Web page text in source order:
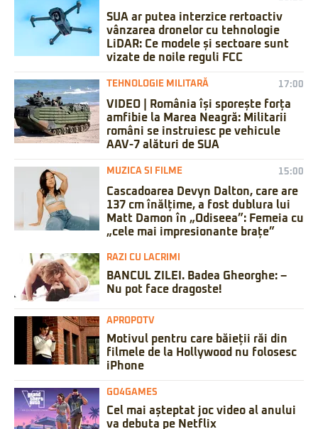
SUA ar putea interzice rertoactiv
vânzarea dronelor cu tehnologie
LiDAR: Ce modele și sectoare sunt
vizate de noile reguli FCC
TEHNOLOGIE MILITARĂ 17:00
VIDEO | România își sporește forța
amfibie la Marea Neagră: Militarii
români se instruiesc pe vehicule
AAV-7 alături de SUA
MUZICA SI FILME 15:00
Cascadoarea Devyn Dalton, care are
137 cm înălțime, a fost dublura lui
Matt Damon în „Odiseea”: Femeia cu
„cele mai impresionante brațe”
RAZI CU LACRIMI
BANCUL ZILEI. Badea Gheorghe: –
Nu pot face dragoste!
APROPOTV
Motivul pentru care băieții răi din
filmele de la Hollywood nu folosesc
iPhone
GO4GAMES
Cel mai așteptat joc video al anului
va debuta pe Netflix